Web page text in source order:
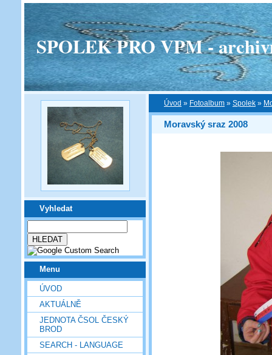
SPOLEK PRO VPM -
Vyhledat
Menu
ÚVOD
AKTUÁLNĚ
JEDNOTA ČSOL ČESKÝ
BROD
SEARCH - LANGUAGE
Úvod » Fotoalbum » Spolek »
Moravský sraz 2008